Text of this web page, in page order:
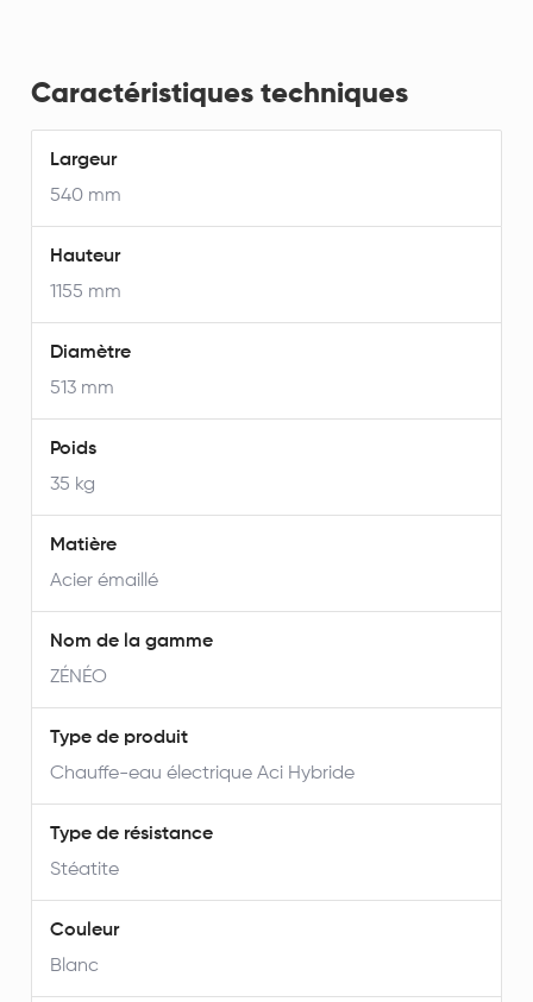
Caractéristiques techniques
Largeur
540 mm
Hauteur
1155 mm
Diamètre
513 mm
Poids
35 kg
Matière
Acier émaillé
Nom de la gamme
ZÉNÉO
Type de produit
Chauffe-eau électrique Aci Hybride
Type de résistance
Stéatite
Couleur
Blanc